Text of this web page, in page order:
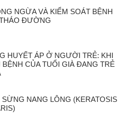
NGỪA VÀ KIỂM SOÁT BỆNH
ĐƯỜNG
HUYẾT ÁP Ở NGƯỜI TRẺ: KHI
BỆNH CỦA TUỔI GIÀ ĐANG TRẺ
SỪNG NANG LÔNG (KERATOSIS